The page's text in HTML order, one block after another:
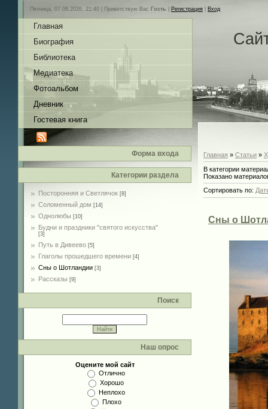
Пятница, 07.08.2026, 21:40 | Приветствую Вас Гость Регистрация Вход
Главная
Биография
Библиотека
Медиатека
Фотоальбом
Дневник
Гостевая книга
Форма входа
Категории раздела
Посторонняя и Светлячок [8]
Соломенный дом [14]
Однолюбы [10]
Будни и праздники "святого искусства"
[3]
Путь в Дивеево [5]
Глаголы прошедшего времени [4]
Сны о Шотландии [3]
Рассказы [9]
Поиск
Наш опрос
Оцените мой сайт
Отлично
Хорошо
Неплохо
Плохо
Главная » Статьи »
В категории
Показано
Сортировать по:
Сны о